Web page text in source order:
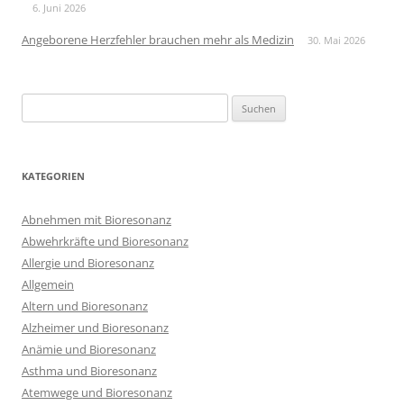
6. Juni 2026
Angeborene Herzfehler brauchen mehr als Medizin 30. Mai 2026
nach:
KATEGORIEN
Abnehmen mit Bioresonanz
Abwehrkräfte und Bioresonanz
Allergie und Bioresonanz
Allgemein
Altern und Bioresonanz
Alzheimer und Bioresonanz
Anämie und Bioresonanz
Asthma und Bioresonanz
Atemwege und Bioresonanz